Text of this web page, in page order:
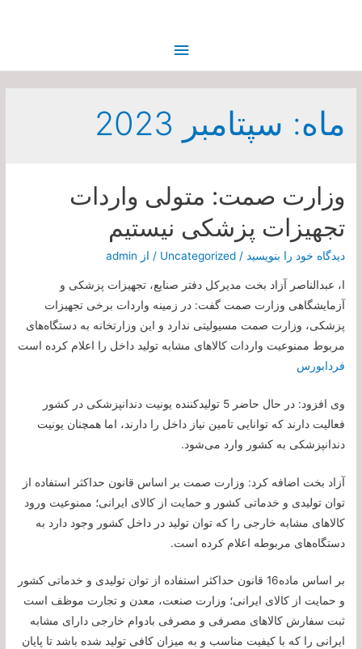
فهرست
ماه: سپتامبر 2023
وزارت صمت: متولی واردات
تجهیزات پزشکی نیستیم
دیدگاه‌ خود را بنویسید /
Uncategorized / از admin
ا، عبدالناصر آزاد بخت مدیرکل دفتر صنایع، تجهیزات پزشکی و
آزمایشگاهی وزارت صمت گفت: در زمینه واردات برخی تجهیزات
پزشکی، وزارت صمت مسيولیتی ندارد و این وزارتخانه به دستگاه‌های
مربوط ممنوعیت واردات کالا‌های مشابه تولید داخل را اعلام کرده است
فردابورس
وی افزود: در حال حاضر 5 تولیدکننده یونیت دندانپزشکی در کشور
فعالیت دارند که توانایی تامین نیاز داخل را دارند، اما همچنان یونیت
دندانپزشکی به کشور وارد می‌شود.
آزاد بخت اضافه کرد: وزارت صمت بر اساس قانون حداکثر استفاده از
توان تولیدی و خدماتی کشور و حمایت از کالای ایرانی؛ ممنوعیت ورود
کالا‌های مشابه خارجی را که توان تولید در داخل کشور وجود دارد به
دستگاه‌های مربوطه اعلام کرده است.
بر اساس ماده16 قانون حداکثر استفاده از توان تولیدی و خدماتی کشور
و حمایت از کالای ایرانی؛ وزارت صنعت، معدن و تجارت موظف است
ثبت سفارش کالا‌های مصرفی و مصرفی بادوام خارجی دارای مشابه
ایرانی را که با کیفیت مناسب و به میزان کافی تولید شده باشد تا پایان